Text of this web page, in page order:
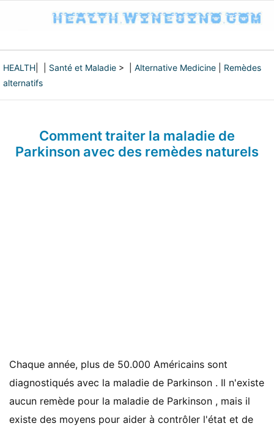
HEALTH Santé et Maladie > | Alternative Medicine
Remèdes
alternatifs
Comment traiter la maladie de
Parkinson avec des remèdes naturels
Chaque année, plus de 50.000 Américains sont
diagnostiqués avec la maladie de Parkinson . Il n'existe
aucun remède pour la maladie de Parkinson , mais il
existe des moyens pour aider à contrôler l'état et de